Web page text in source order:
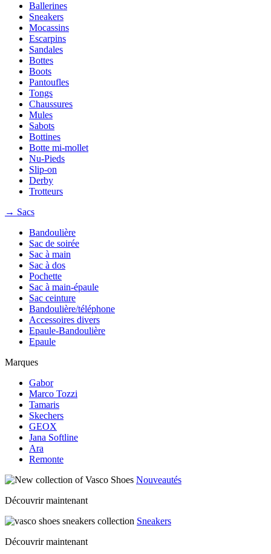
Ballerines
Sneakers
Mocassins
Escarpins
Sandales
Bottes
Boots
Pantoufles
Tongs
Chaussures
Mules
Sabots
Bottines
Botte mi-mollet
Nu-Pieds
Slip-on
Derby
Trotteurs
→ Sacs
Bandoulière
Sac de soirée
Sac à main
Sac à dos
Pochette
Sac à main-épaule
Sac ceinture
Bandoulière/téléphone
Accessoires divers
Epaule-Bandoulière
Epaule
Marques
Gabor
Marco Tozzi
Tamaris
Skechers
GEOX
Jana Softline
Ara
Remonte
Nouveautés
Découvrir maintenant
Sneakers
Découvrir maintenant